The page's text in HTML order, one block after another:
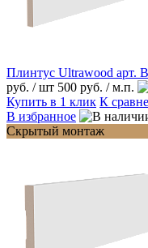
Плинтус Ultrawood арт.
руб. / шт 500 руб. / м.п.
Купить в 1 клик К
В избранное
Скрытый монтаж